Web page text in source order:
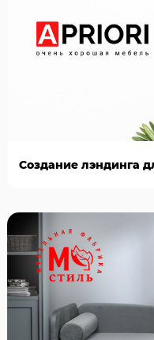
Создание лэндинга